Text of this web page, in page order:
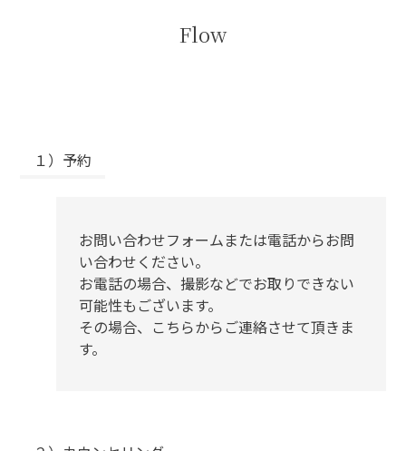
Flow
１）予約
お問い合わせフォームまたは電話からお問
い合わせください。
お電話の場合、撮影などでお取りできない
可能性もございます。
その場合、こちらからご連絡させて頂きま
す。